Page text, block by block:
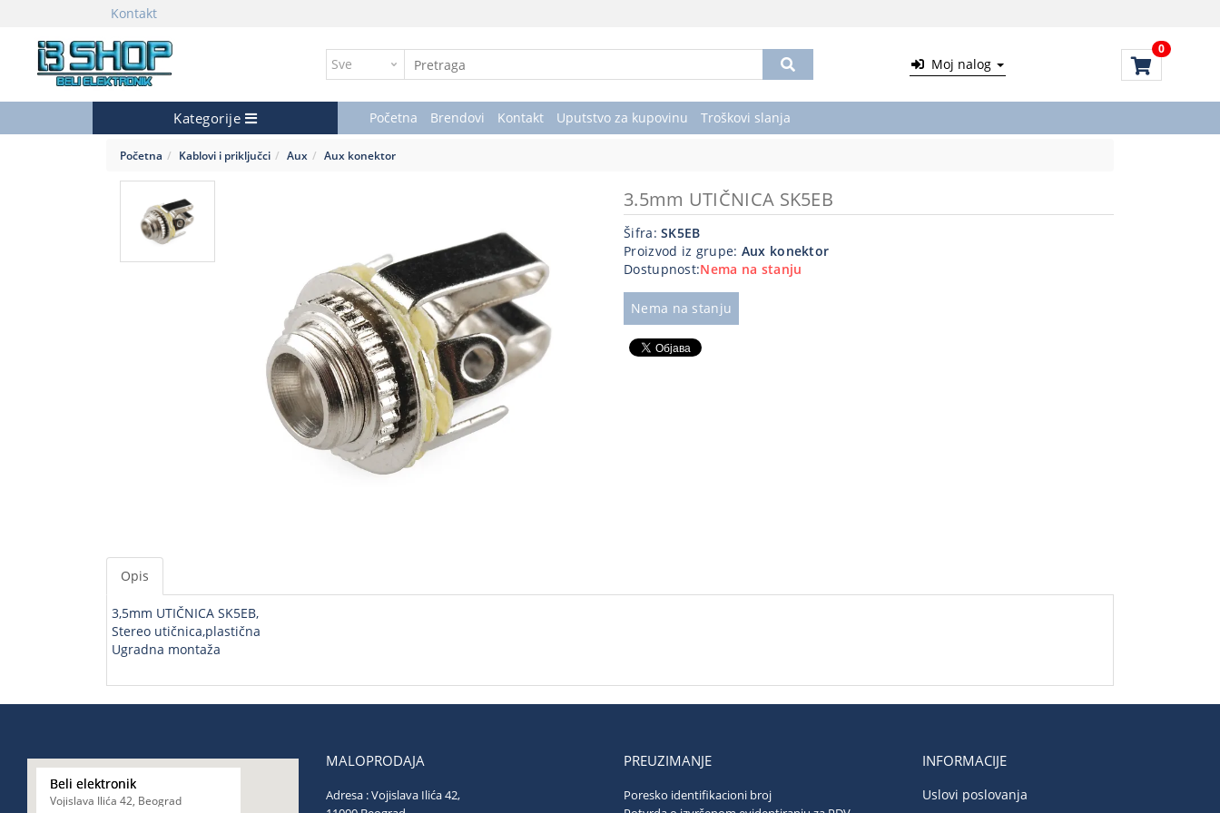
Kontakt
Moj nalog
0
Kategorije Početna Brendovi Kontakt Uputstvo za kupovinu Troškovi slanja
Početna Kablovi i priključci Aux Aux konektor
3.5mm UTIČNICA SK5EB
Šifra:SK5EB
Proizvod iz grupe: Aux konektor
Dostupnost:Nema na stanju
Nema na stanju
Opis
3,5mm UTIČNICA SK5EB,
Stereo utičnica,plastična
Ugradna montaža
Beli elektronik
Vojislava Ilića 42, Beograd
MALOPRODAJA
Adresa : Vojislava Ilića 42,
PREUZIMANJE
Poresko identifikacioni broj
INFORMACIJE
Uslovi poslovanja